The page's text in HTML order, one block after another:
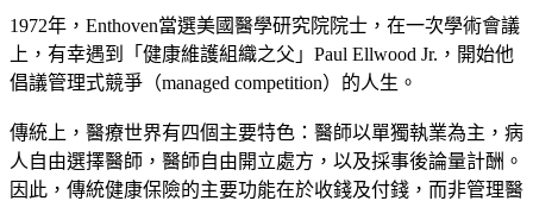
1972年，Enthoven當選美國醫學研究院院士，在一次學術會議
上，有幸遇到「健康維護組織之父」Paul Ellwood Jr.，開始他
倡議管理式競爭（managed competition）的人生。
傳統上，醫療世界有四個主要特色：醫師以單獨執業為主，病
人自由選擇醫師，醫師自由開立處方，以及採事後論量計酬。
因此，傳統健康保險的主要功能在於收錢及付錢，而非管理醫